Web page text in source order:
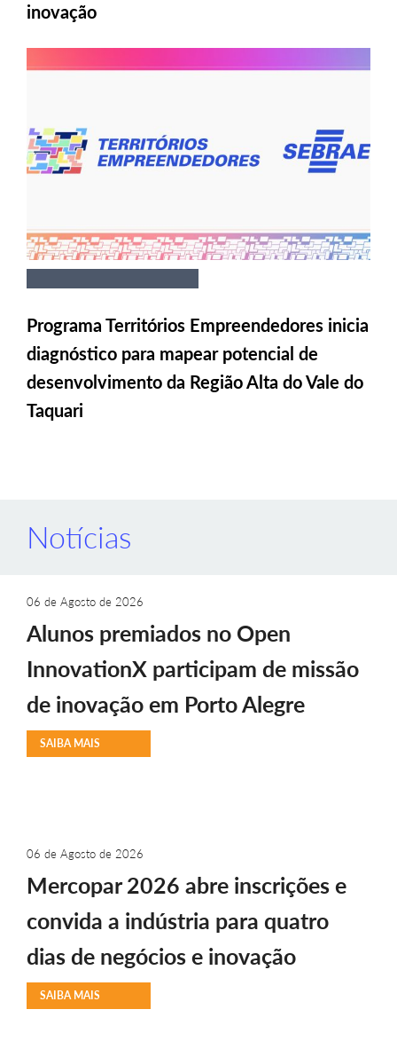
inovação
Programa Territórios Empreendedores inicia
diagnóstico para mapear potencial de
desenvolvimento da Região Alta do Vale do
Taquari
Notícias
06 de Agosto de 2026
Alunos premiados no Open
InnovationX participam de missão
de inovação em Porto Alegre
SAIBA MAIS
06 de Agosto de 2026
Mercopar 2026 abre inscrições e
convida a indústria para quatro
dias de negócios e inovação
SAIBA MAIS